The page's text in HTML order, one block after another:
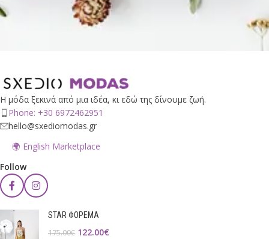
Η μόδα ξεκινά από μια ιδέα, κι εδώ της δίνουμε ζωή.
Phone: +30 6972462951
hello@sxediomodas.gr
🌍 English Marketplace
Follow
STAR ΦΟΡΕΜΑ
175.00€ 122.00€